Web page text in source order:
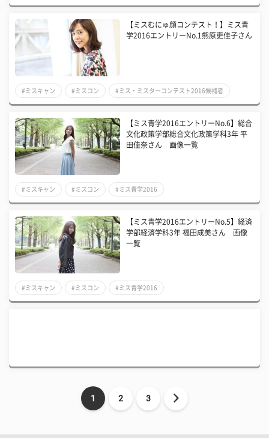
【ミスむにゅ顔コンテスト！】ミス青
学2016エントリーNo.1熊原吏佳子さん
#ミスキャン #ミスコン #ミス・ミスターコンテスト2016候補者
【ミス青学2016エントリーNo.6】総合
文化政策学部総合文化政策学科3年 平
田佳奈さん 画像一覧
#ミスキャン #ミスコン #ミス青学2016
【ミス青学2016エントリーNo.5】経済
学部経済学科3年 福田成美さん 画像
一覧
#ミスキャン #ミスコン #ミス青学2016
1 2 3